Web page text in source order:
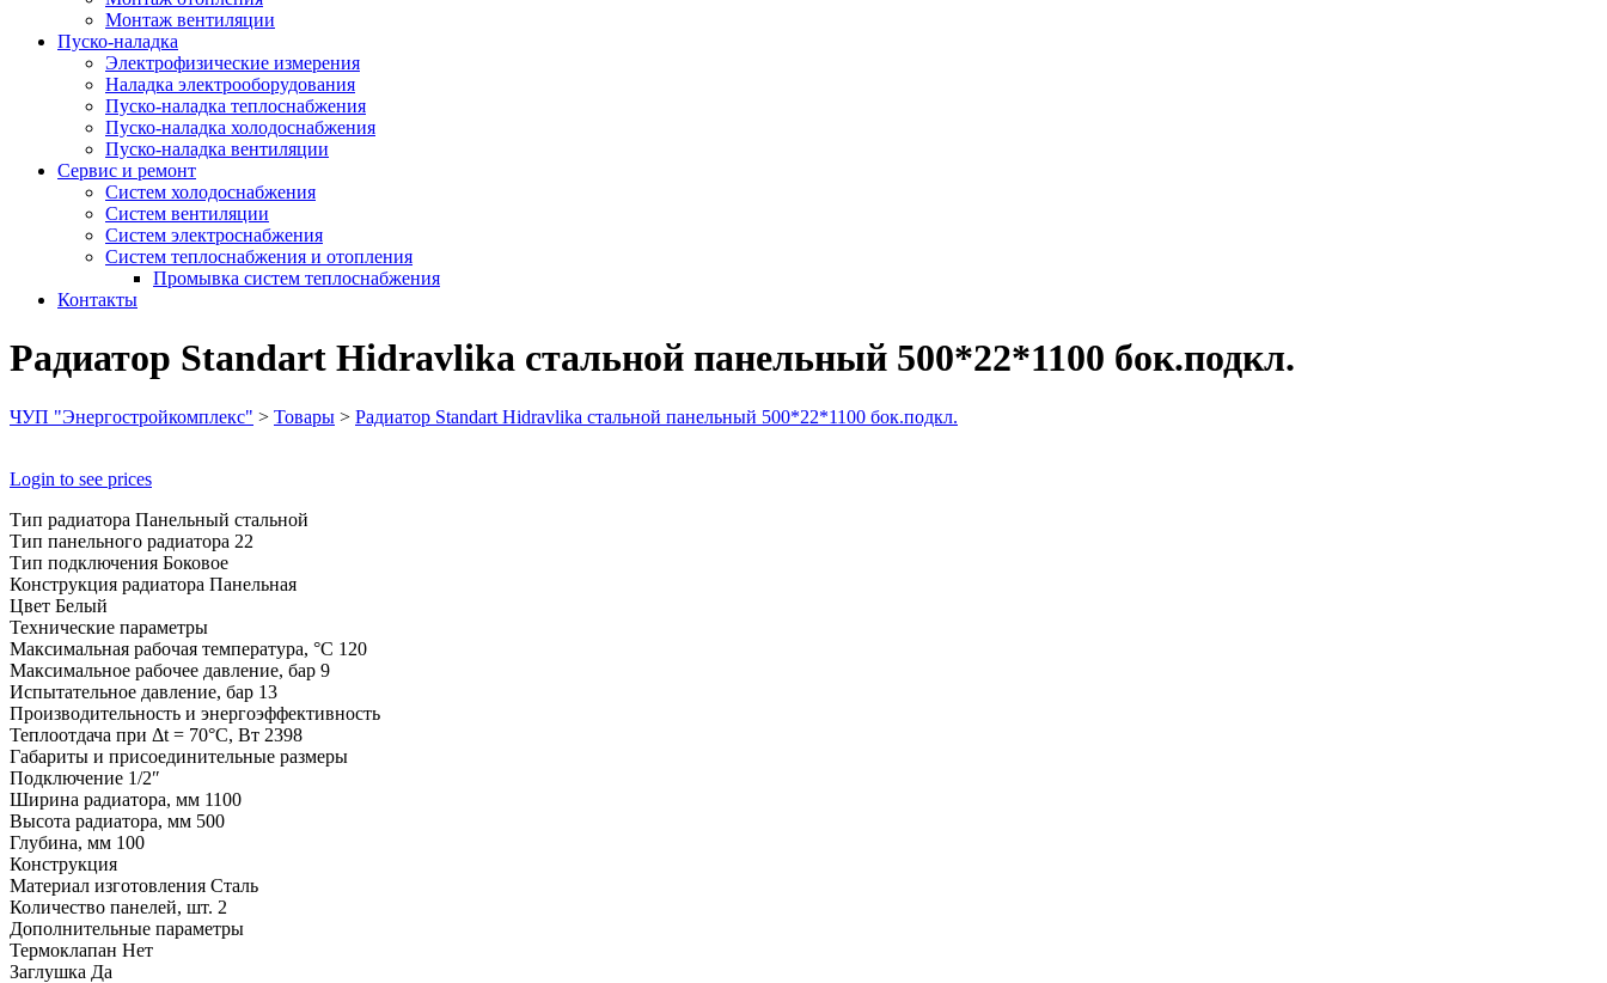
Монтаж вентиляции
Пуско-наладка
Электрофизические измерения
Наладка электрооборудования
Пуско-наладка теплоснабжения
Пуско-наладка холодоснабжения
Пуско-наладка вентиляции
Сервис и ремонт
Систем холодоснабжения
Систем вентиляции
Систем электроснабжения
Систем теплоснабжения и отопления
Промывка систем теплоснабжения
Контакты
Радиатор Standart Hidravlika стальной панельный 500*22*1100 бок.подкл.
ЧУП "Энергостройкомплекс" > Товары > Радиатор Standart Hidravlika стальной панельный 500*22*1100 бок.подкл.
Login to see prices
Тип радиатора Панельный стальной
Тип панельного радиатора 22
Тип подключения Боковое
Конструкция радиатора Панельная
Цвет Белый
Технические параметры
Максимальная рабочая температура, °C 120
Максимальное рабочее давление, бар 9
Испытательное давление, бар 13
Производительность и энергоэффективность
Теплоотдача при Δt = 70°C, Вт 2398
Габариты и присоединительные размеры
Подключение 1/2″
Ширина радиатора, мм 1100
Высота радиатора, мм 500
Глубина, мм 100
Конструкция
Материал изготовления Сталь
Количество панелей, шт. 2
Дополнительные параметры
Термоклапан Нет
Заглушка Да